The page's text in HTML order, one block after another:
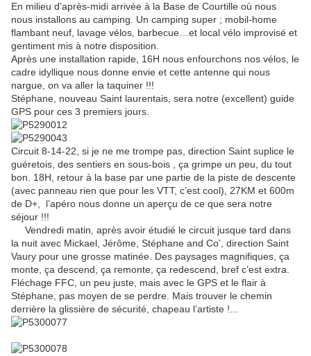
En milieu d’après-midi arrivée à la Base de Courtille où nous
nous installons au camping. Un camping super ; mobil-home
flambant neuf, lavage vélos, barbecue…et local vélo improvisé et
gentiment mis à notre disposition.
Après une installation rapide, 16H nous enfourchons nos vélos, le
cadre idyllique nous donne envie et cette antenne qui nous
nargue, on va aller la taquiner !!!
Stéphane, nouveau Saint laurentais, sera notre (excellent) guide
GPS pour ces 3 premiers jours.
Circuit 8-14-22, si je ne me trompe pas, direction Saint suplice le
guéretois, des sentiers en sous-bois , ça grimpe un peu, du tout
bon. 18H, retour à la base par une partie de la piste de descente
(avec panneau rien que pour les VTT, c’est cool), 27KM et 600m
de D+, l’apéro nous donne un aperçu de ce que sera notre
séjour !!!
Vendredi matin, après avoir étudié le circuit jusque tard dans
la nuit avec Mickael, Jérôme, Stéphane and Co’, direction Saint
Vaury pour une grosse matinée. Des paysages magnifiques, ça
monte, ça descend, ça remonte, ça redescend, bref c’est extra.
Fléchage FFC, un peu juste, mais avec le GPS et le flair à
Stéphane, pas moyen de se perdre. Mais trouver le chemin
derrière la glissière de sécurité, chapeau l’artiste !...